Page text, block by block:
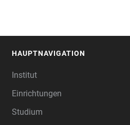
HAUPTNAVIGATION
Institut
Einrichtungen
Studium